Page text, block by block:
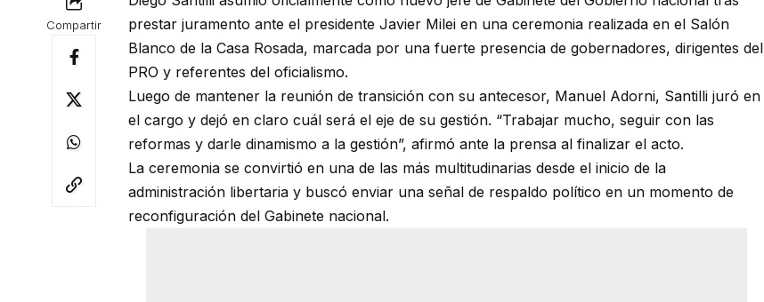
Compartir
prestar juramento ante el presidente Javier Milei en una ceremonia realizada en el Salón
Blanco de la Casa Rosada, marcada por una fuerte presencia de gobernadores, dirigentes del
PRO y referentes del oficialismo.
Luego de mantener la reunión de transición con su antecesor, Manuel Adorni, Santilli juró en
el cargo y dejó en claro cuál será el eje de su gestión. “Trabajar mucho, seguir con las
reformas y darle dinamismo a la gestión”, afirmó ante la prensa al finalizar el acto.
La ceremonia se convirtió en una de las más multitudinarias desde el inicio de la
administración libertaria y buscó enviar una señal de respaldo político en un momento de
reconfiguración del Gabinete nacional.